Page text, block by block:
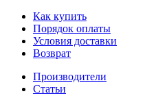
Как купить
Порядок оплаты
Условия доставки
Возврат
Производители
Статьи